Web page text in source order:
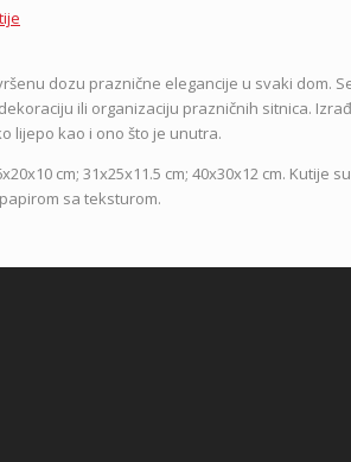
dozu praznične elegancije u svaki dom.
ili organizaciju prazničnih sitnica.
lijepo kao i ono što je unutra.
cm; 31x25x11.5 cm; 40x30x12 cm.
sa teksturom.